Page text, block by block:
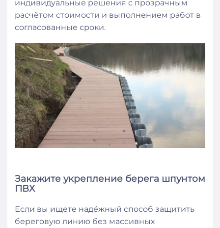
индивидуальные решения с прозрачным
расчётом стоимости и выполнением работ в
согласованные сроки.
Закажите укрепление берега шпунтом
ПВХ
Если вы ищете надёжный способ защитить
береговую линию без массивных